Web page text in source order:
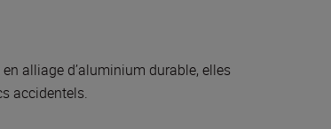
alliage d’aluminium durable, elles
accidentels.